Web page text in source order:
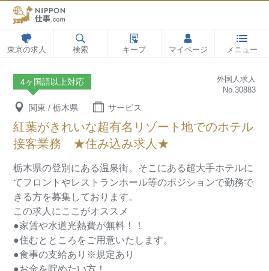
東京の求人 検索 キープ マイページ メニュー
4ヶ国語以上対応
外国人求人
No.30883
関東 / 栃木県 サービス
紅葉がきれいな超有名リゾート地でのホテル
接客業務 ★住み込み求人★
栃木県の登別にある温泉街。そこにある超大手ホテルに
てフロントやレストランホール等のポジションで勤務で
きる方を募集しております。
この求人にここがオススメ
●家賃や水道光熱費が無料！！
●住むとところをご用意いたします。
●食事の支給あり※規定あり
●お金を貯めたい方！